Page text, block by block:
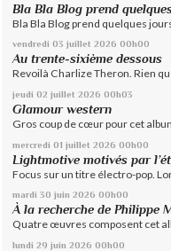
Bla Bla Blog prend
Bla Bla Blog prend quelques
vendredi 03 juillet 2026 00h00
Au trente-sixième dessous
Revoilà Charlize Theron. Rien
jeudi 02 juillet 2026 00h03
Glamour western
Gros coup de cœur pour cet
mercredi 01 juillet 2026 00h00
Lightmotive motivés par
Focus sur un titre électro-pop.
mardi 30 juin 2026 00h00
À la recherche de Philippe
Quatre œuvres composent cet
lundi 29 juin 2026 00h00